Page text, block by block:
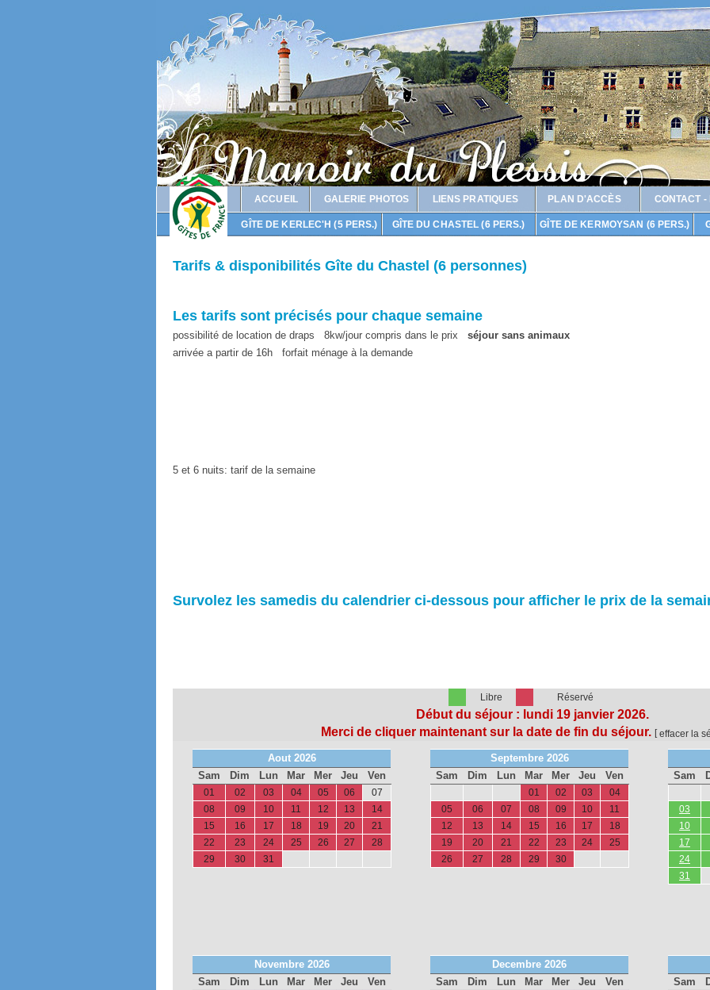
ACCUEIL GALERIE PHOTOS LIENS PRATIQUES PLAN D'ACCÈS CONTACT -
GÎTE DE KERLEC'H (5 PERS.) GÎTE DU CHASTEL (6 PERS.) GÎTE DE KERMOYSAN (6 PERS.)
Tarifs & disponibilités Gîte du Chastel (6 personnes)
Les tarifs sont précisés pour chaque semaine
possibilité de location de draps 8kw/jour compris dans le prix
séjour sans animaux
arrivée a partir de 16h
forfait ménage à la demande
5 et 6 nuits: tarif de la semaine
Survolez les samedis du calendrier ci-dessous pour afficher le prix de la
Libre Réservé
Début du séjour : lundi 19 janvier 2026.
Merci de cliquer maintenant sur la date de fin du séjour. [effacer la
Aout 2026
Sam
Dim Lun Mar Mer Jeu Ven
01 02 03 04 05 06
07
08
09 10 11 12 13
14
15
16 17 18 19 20
21
22
23 24 25 26 27
28
29
30 31
Septembre 2026
Sam
Dim Lun Mar Mer Jeu Ven
01 02 03
04
05
06 07 08 09 10
11
12
13 14 15 16 17
18
19
20 21 22 23 24
25
26
27 28 29 30
Sam
03
10
17
24
31
Novembre 2026
Sam
Dim Lun Mar Mer Jeu Ven
Decembre 2026
Sam
Dim Lun Mar Mer Jeu Ven Sam